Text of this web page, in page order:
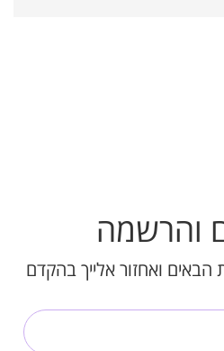
והרשמה
ואחזור אלייך בהקדם